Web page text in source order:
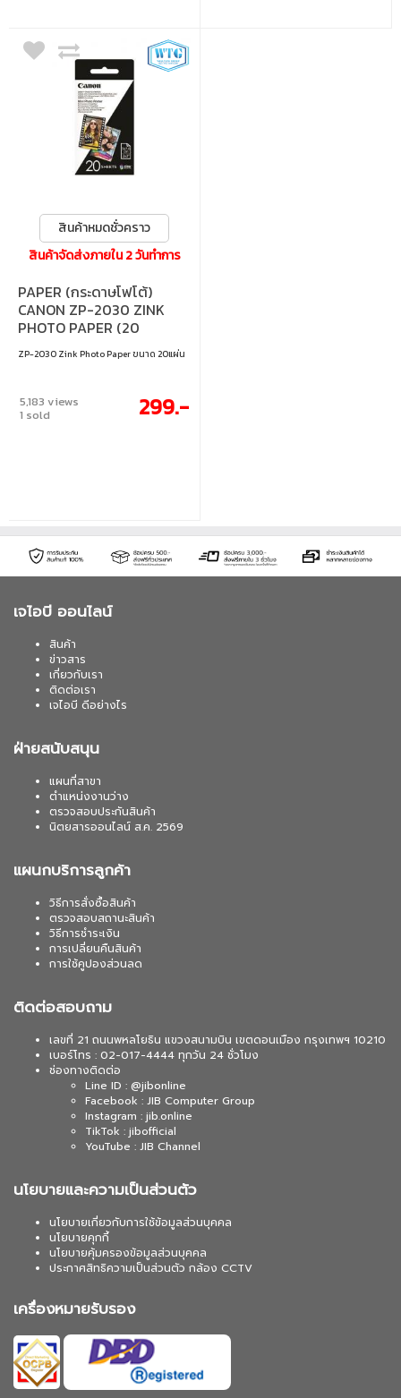
สินค้าหมดชั่วคราว
สินค้าจัดส่งภายใน 2 วันทำการ
PAPER (กระดาษโฟโต้)
CANON ZP-2030 ZINK
PHOTO PAPER (20
SHEETS)
ZP-2030 Zink Photo Paper ขนาด 20แผ่น
5,183 views
1 sold 299.-
เจไอบี ออนไลน์
สินค้า
ข่าวสาร
เกี่ยวกับเรา
ติดต่อเรา
เจไอบี ดีอย่างไร
ฝ่ายสนับสนุน
แผนที่สาขา
ตำแหน่งงานว่าง
ตรวจสอบประกันสินค้า
นิตยสารออนไลน์ ส.ค. 2569
แผนกบริการลูกค้า
วิธีการสั่งซื้อสินค้า
ตรวจสอบสถานะสินค้า
วิธีการชำระเงิน
การเปลี่ยนคืนสินค้า
การใช้คูปองส่วนลด
ติดต่อสอบถาม
เลขที่ 21 ถนนพหลโยธิน แขวงสนามบิน เขตดอนเมือง กรุงเทพฯ 10210
เบอร์โทร : 02-017-4444 ทุกวัน 24 ชั่วโมง
ช่องทางติดต่อ
Line ID : @jibonline
Facebook : JIB Computer Group
Instagram : jib.online
TikTok : jibofficial
YouTube : JIB Channel
นโยบายและความเป็นส่วนตัว
นโยบายเกี่ยวกับการใช้ข้อมูลส่วนบุคคล
นโยบายคุกกี้
นโยบายคุ้มครองข้อมูลส่วนบุคคล
ประกาศสิทธิความเป็นส่วนตัว กล้อง CCTV
เครื่องหมายรับรอง